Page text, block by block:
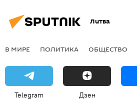
Литва
В МИРЕ ПОЛИТИКА ОБЩЕСТВО
Telegram Дзен